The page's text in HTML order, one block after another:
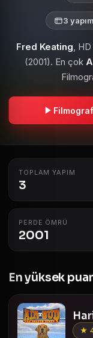
3 yapım
Fred Keating,
(2001). En çok
TOPLAM YAPIM
3
PERDE ÖMRÜ
2001
En yüksek
★